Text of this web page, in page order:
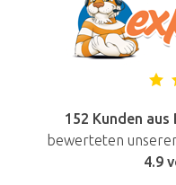
152 Kunden aus
bewerteten
4.9